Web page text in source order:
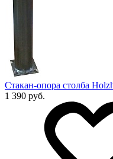
Стакан-опора столба
1 390 руб.